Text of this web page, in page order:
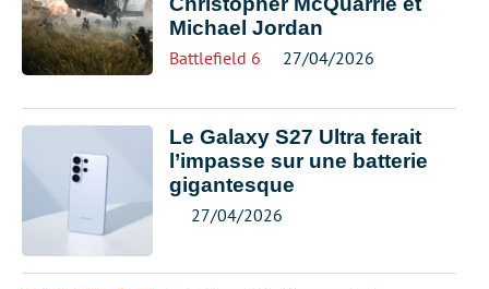
Michael Jordan
Battlefield 6 27/04/2026
Le Galaxy S27 Ultra ferait
l’impasse sur une batterie
gigantesque
27/04/2026